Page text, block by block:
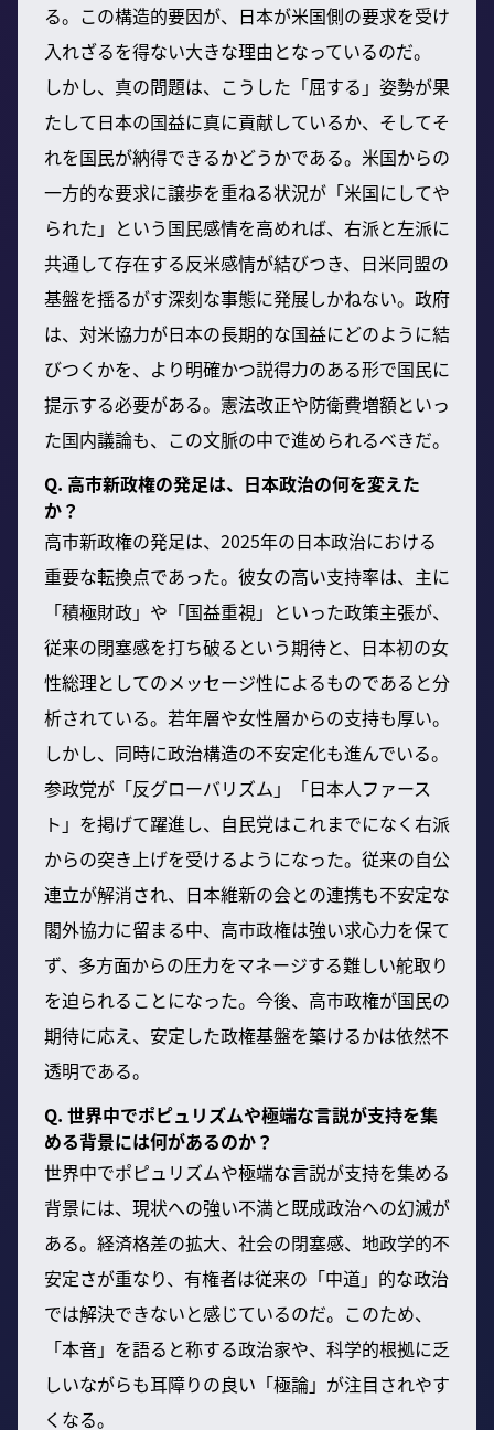
る。この構造的要因が、日本が米国側の要求を受け
入れざるを得ない大きな理由となっているのだ。
しかし、真の問題は、こうした「屈する」姿勢が果
たして日本の国益に真に貢献しているか、そしてそ
れを国民が納得できるかどうかである。米国からの
一方的な要求に譲歩を重ねる状況が「米国にしてや
られた」という国民感情を高めれば、右派と左派に
共通して存在する反米感情が結びつき、日米同盟の
基盤を揺るがす深刻な事態に発展しかねない。政府
は、対米協力が日本の長期的な国益にどのように結
びつくかを、より明確かつ説得力のある形で国民に
提示する必要がある。憲法改正や防衛費増額といっ
た国内議論も、この文脈の中で進められるべきだ。
Q. 高市新政権の発足は、日本政治の何を変えた
か？
高市新政権の発足は、2025年の日本政治における
重要な転換点であった。彼女の高い支持率は、主に
「積極財政」や「国益重視」といった政策主張が、
従来の閉塞感を打ち破るという期待と、日本初の女
性総理としてのメッセージ性によるものであると分
析されている。若年層や女性層からの支持も厚い。
しかし、同時に政治構造の不安定化も進んでいる。
参政党が「反グローバリズム」「日本人ファース
ト」を掲げて躍進し、自民党はこれまでになく右派
からの突き上げを受けるようになった。従来の自公
連立が解消され、日本維新の会との連携も不安定な
閣外協力に留まる中、高市政権は強い求心力を保て
ず、多方面からの圧力をマネージする難しい舵取り
を迫られることになった。今後、高市政権が国民の
期待に応え、安定した政権基盤を築けるかは依然不
透明である。
Q. 世界中でポピュリズムや極端な言説が支持を集
める背景には何があるのか？
世界中でポピュリズムや極端な言説が支持を集める
背景には、現状への強い不満と既成政治への幻滅が
ある。経済格差の拡大、社会の閉塞感、地政学的不
安定さが重なり、有権者は従来の「中道」的な政治
では解決できないと感じているのだ。このため、
「本音」を語ると称する政治家や、科学的根拠に乏
しいながらも耳障りの良い「極論」が注目されやす
くなる。